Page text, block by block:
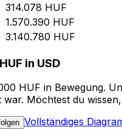
314.078 HUF
1.570.390 HUF
3.140.780 HUF
in USD
HUF in Bewegung.
Möchtest du
Vollständiges